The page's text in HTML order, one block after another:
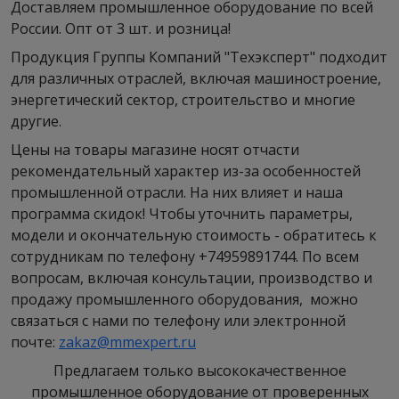
агрегаты предназначены для работы в
взрывоопасных зонах различных классов и
обеспечивают надежное функционирование
ответственного оборудования.
Выпускаемые ведущими российскими
производителями, среди которых концерн
РУСЭЛПРОМ, двигатели 1ВАО соответствуют
самым строгим отраслевым стандартам и
техническим требованиям.
Технические характеристики
двигателей 1ВАО
Основные параметры:
Мощность: от 30 до 2000 кВт
Напряжение: 380В, 6000В, 10000В
Доставляем промышленное оборудование по всей
России. Опт от 3 шт. и розница!
Продукция Группы Компаний "Техэксперт" подходит
для различных отраслей, включая машиностроение,
энергетический сектор, строительство и многие
другие.
Цены на товары магазине носят отчасти
рекомендательный характер из-за особенностей
промышленной отрасли. На них влияет и наша
программа скидок! Чтобы уточнить параметры,
модели и окончательную стоимость - обратитесь к
сотрудникам по телефону +74959891744. По всем
вопросам, включая консультации, производство и
продажу промышленного оборудования, можно
связаться с нами по телефону или электронной
почте: zakaz@mmexpert.ru
Предлагаем только высококачественное
промышленное оборудование от проверенных